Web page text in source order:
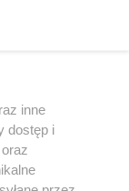
bez
powielany i
sposób
polu
w
użycie
naruszeniem
inne
dostęp i